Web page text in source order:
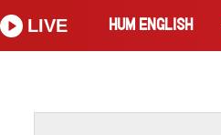
HUM ENGLISH
LIVE